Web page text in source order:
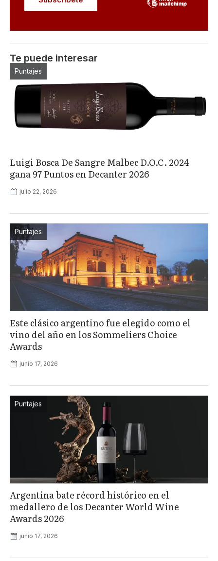
Te puede interesar
Puntajes
Luigi Bosca De Sangre Malbec D.O.C. 2024
gana 97 Puntos en Decanter 2026
julio 22, 2026
Puntajes
Este clásico argentino fue elegido como el
vino del año en los Sommeliers Choice
Awards
junio 17, 2026
Puntajes
Argentina bate récord histórico en el
medallero de los Decanter World Wine
Awards 2026
junio 17, 2026